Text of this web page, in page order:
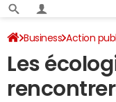
Business Action
Les